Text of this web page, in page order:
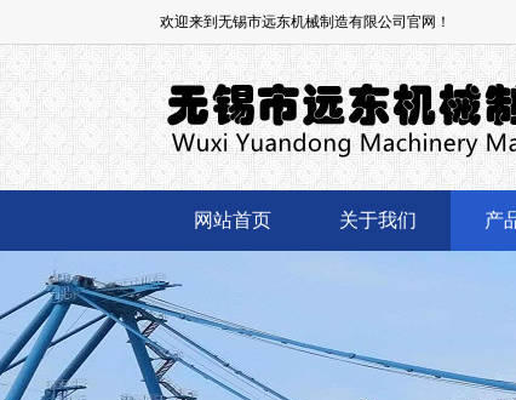
欢迎来到无锡市远东机械制造有限公司官网！
网站首页 关于我们 产